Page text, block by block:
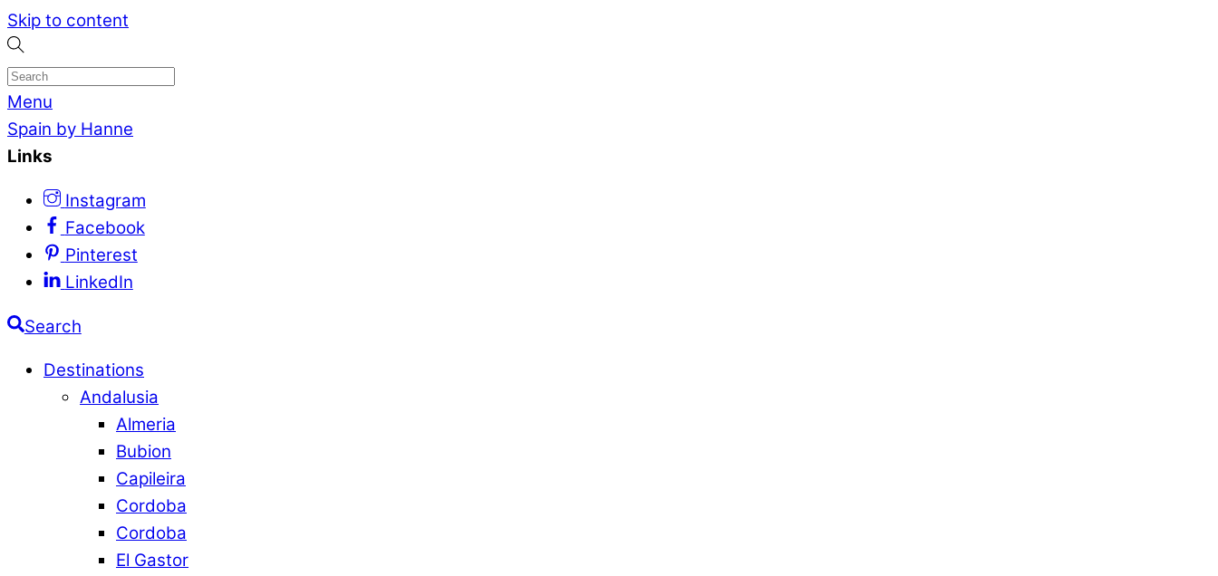
Skip to content
Menu
Spain by Hanne
Links
Instagram
Facebook
Pinterest
LinkedIn
Search
Destinations
Andalusia
Almeria
Bubion
Capileira
Cordoba
Cordoba
El Gastor